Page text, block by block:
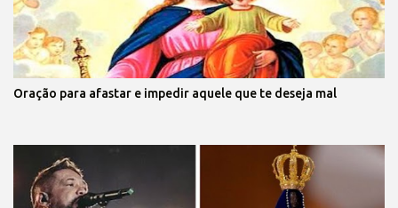
Oração para afastar e impedir aquele que te deseja mal